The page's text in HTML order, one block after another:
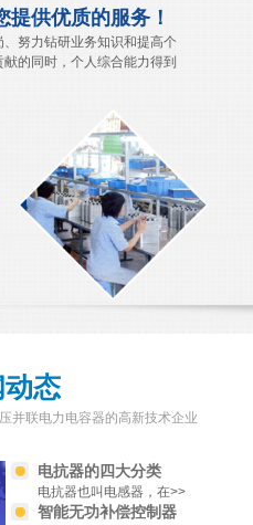
提供优质的服务！
努力钻研业务知识和提高个
的同时，个人综合能力得到
态
并联电力电容器的高新技术企业
电抗器的四大分类
电抗器也叫电感器，在>>
智能无功补偿控制器